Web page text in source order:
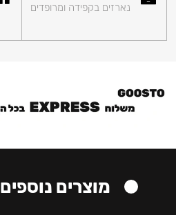
נארזים בקפידה ומרופדים
מוצרים נוספים